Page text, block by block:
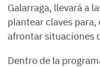
Galarraga, llevará a
plantear claves
afrontar situaciones
Dentro de la